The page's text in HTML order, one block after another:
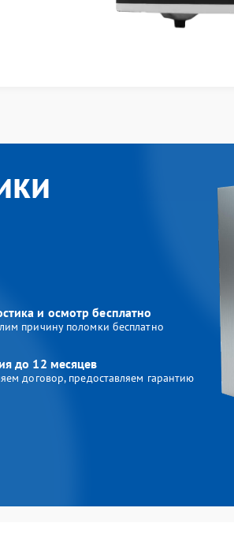
и осмотр бесплатно
причину поломки бесплатно
до 12 месяцев
договор, предоставляем гарантию